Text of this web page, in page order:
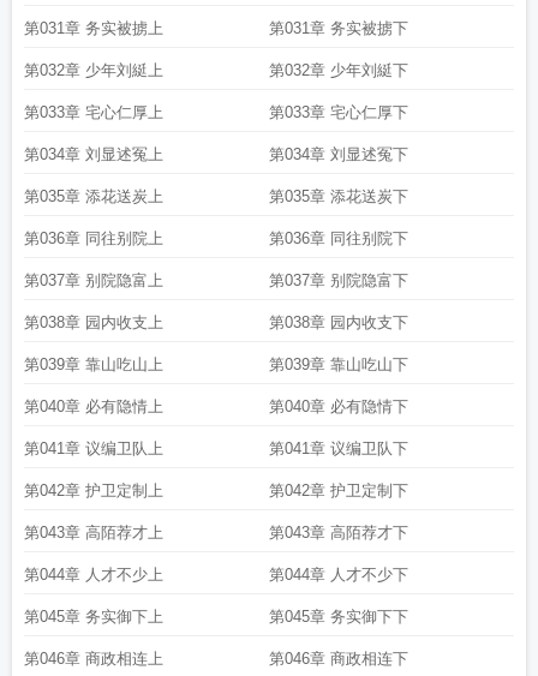
第031章 务实被掳上 第031章 务实被掳下
第032章 少年刘綎上 第032章 少年刘綎下
第033章 宅心仁厚上 第033章 宅心仁厚下
第034章 刘显述冤上 第034章 刘显述冤下
第035章 添花送炭上 第035章 添花送炭下
第036章 同往别院上 第036章 同往别院下
第037章 别院隐富上 第037章 别院隐富下
第038章 园内收支上 第038章 园内收支下
第039章 靠山吃山上 第039章 靠山吃山下
第040章 必有隐情上 第040章 必有隐情下
第041章 议编卫队上 第041章 议编卫队下
第042章 护卫定制上 第042章 护卫定制下
第043章 高陌荐才上 第043章 高陌荐才下
第044章 人才不少上 第044章 人才不少下
第045章 务实御下上 第045章 务实御下下
第046章 商政相连上 第046章 商政相连下